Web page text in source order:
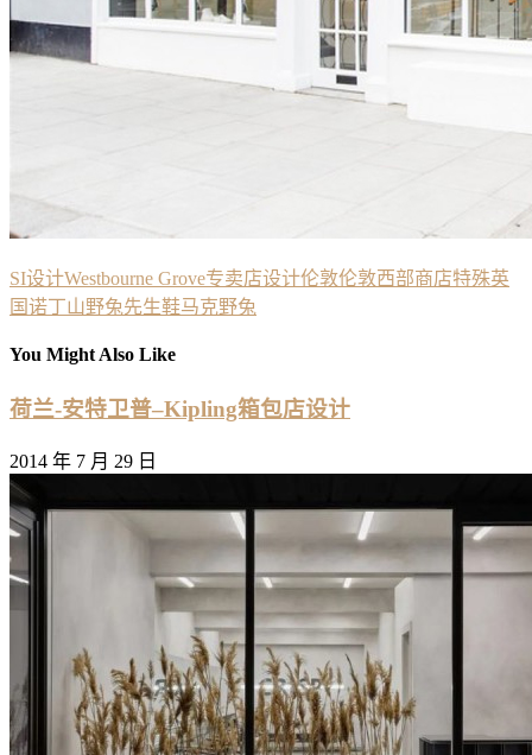
SI设计Westbourne Grove专卖店设计伦敦伦敦西部商店特殊英
国诺丁山野兔先生鞋马克野兔
You Might Also Like
荷兰-安特卫普–Kipling箱包店设计
2014 年 7 月 29 日